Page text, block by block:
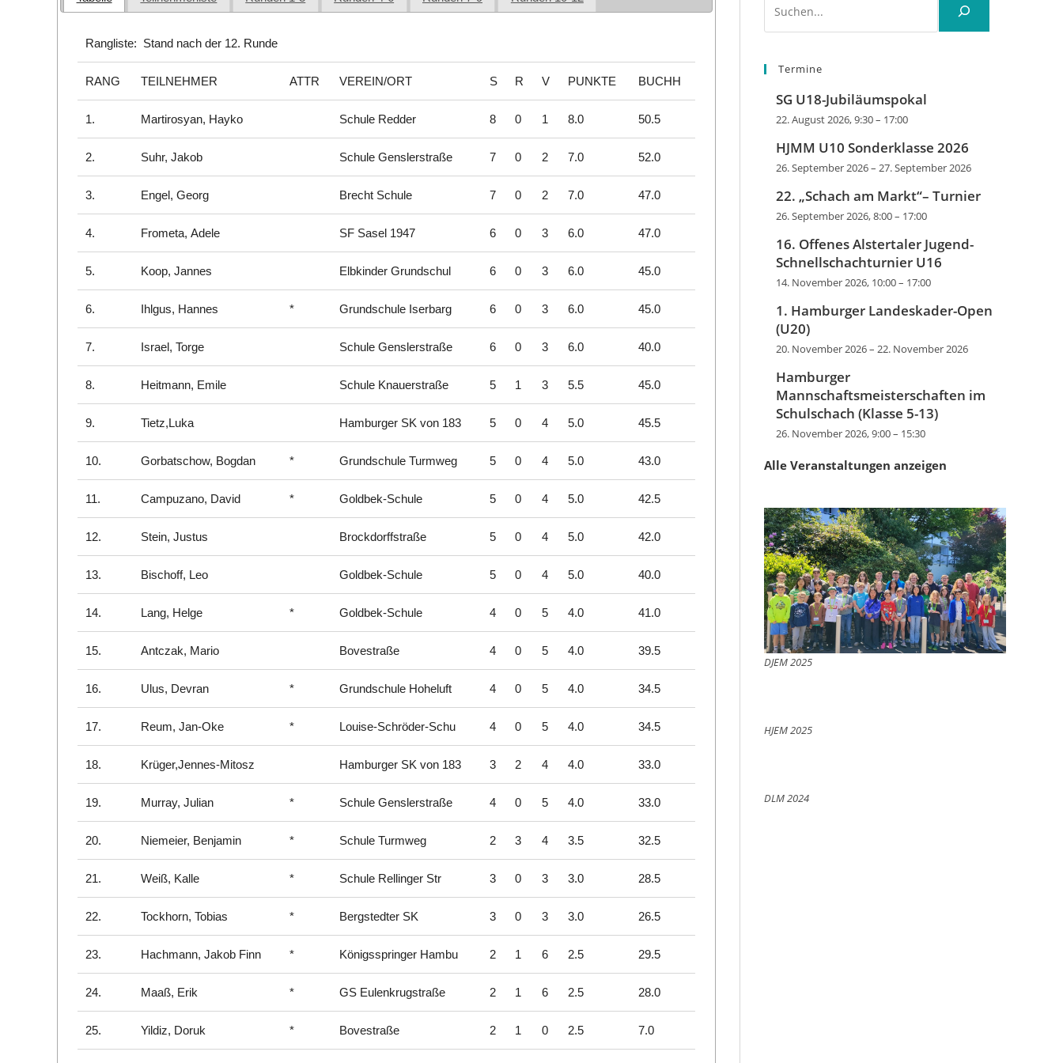
Rangliste: Stand nach der 12. Runde
RANG TEILNEHMER ATTR VEREIN/ORT S R V PUNKTE BUCHH
1. Martirosyan, Hayko Schule Redder 8 0 1 8.0 50.5
2. Suhr, Jakob Schule Genslerstraße 7 0 2 7.0 52.0
3. Engel, Georg Brecht Schule 7 0 2 7.0 47.0
4. Frometa, Adele SF Sasel 1947 6 0 3 6.0 47.0
5. Koop, Jannes Elbkinder Grundschul 6 0 3 6.0 45.0
6. Ihlgus, Hannes * Grundschule Iserbarg 6 0 3 6.0 45.0
7. Israel, Torge Schule Genslerstraße 6 0 3 6.0 40.0
8. Heitmann, Emile Schule Knauerstraße 5 1 3 5.5 45.0
9. Tietz,Luka Hamburger SK von 183 5 0 4 5.0 45.5
10. Gorbatschow, Bogdan * Grundschule Turmweg 5 0 4 5.0 43.0
11. Campuzano, David * Goldbek-Schule 5 0 4 5.0 42.5
12. Stein, Justus Brockdorffstraße 5 0 4 5.0 42.0
13. Bischoff, Leo Goldbek-Schule 5 0 4 5.0 40.0
14. Lang, Helge * Goldbek-Schule 4 0 5 4.0 41.0
15. Antczak, Mario Bovestraße 4 0 5 4.0 39.5
16. Ulus, Devran * Grundschule Hoheluft 4 0 5 4.0 34.5
17. Reum, Jan-Oke * Louise-Schröder-Schu 4 0 5 4.0 34.5
18. Krüger,Jennes-Mitosz Hamburger SK von 183 3 2 4 4.0 33.0
19. Murray, Julian * Schule Genslerstraße 4 0 5 4.0 33.0
20. Niemeier, Benjamin * Schule Turmweg 2 3 4 3.5 32.5
21. Weiß, Kalle * Schule Rellinger Str 3 0 3 3.0 28.5
22. Tockhorn, Tobias * Bergstedter SK 3 0 3 3.0 26.5
23. Hachmann, Jakob Finn * Königsspringer Hambu 2 1 6 2.5 29.5
24. Maaß, Erik * GS Eulenkrugstraße 2 1 6 2.5 28.0
25. Yildiz, Doruk * Bovestraße 2 1 0 2.5 7.0
Termine
SG U18-Jubiläumspokal
22. August 2026, 9:30– 17:00
HJMM U10 Sonderklasse 2026
26. September 2026– 27. September 2026
22. „Schach am Markt“– Turnier
26. September 2026, 8:00– 17:00
16. Offenes Alstertaler Jugend-
Schnellschachturnier U16
14. November 2026, 10:00– 17:00
1. Hamburger Landeskader-Open
(U20)
20. November 2026– 22. November 2026
Hamburger
Mannschaftsmeisterschaften im
Schulschach (Klasse 5-13)
26. November 2026, 9:00– 15:30
Alle Veranstaltungen anzeigen
DJEM 2025
HJEM 2025
DLM 2024